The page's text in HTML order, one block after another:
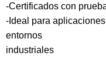
-Certificados con
-Ideal para
entornos
industriales